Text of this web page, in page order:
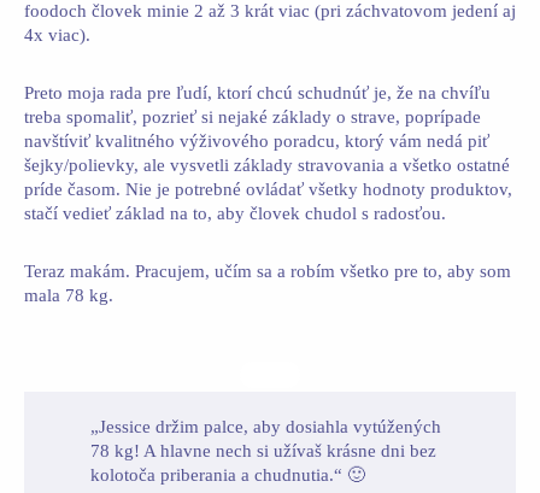
foodoch človek minie 2 až 3 krát viac (pri záchvatovom jedení aj
4x viac).
Preto moja rada pre ľudí, ktorí chcú schudnúť je, že na chvíľu
treba spomaliť, pozrieť si nejaké základy o strave, poprípade
navštíviť kvalitného výživového poradcu, ktorý vám nedá piť
šejky/polievky, ale vysvetli základy stravovania a všetko ostatné
príde časom. Nie je potrebné ovládať všetky hodnoty produktov,
stačí vedieť základ na to, aby človek chudol s radosťou.
Teraz makám. Pracujem, učím sa a robím všetko pre to, aby som
mala 78 kg.
„Jessice držim palce, aby dosiahla vytúžených
78 kg! A hlavne nech si užívaš krásne dni bez
kolotoča priberania a chudnutia.“ 🙂